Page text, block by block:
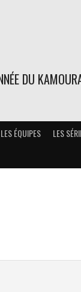
DU
LES ÉQUIPES LES